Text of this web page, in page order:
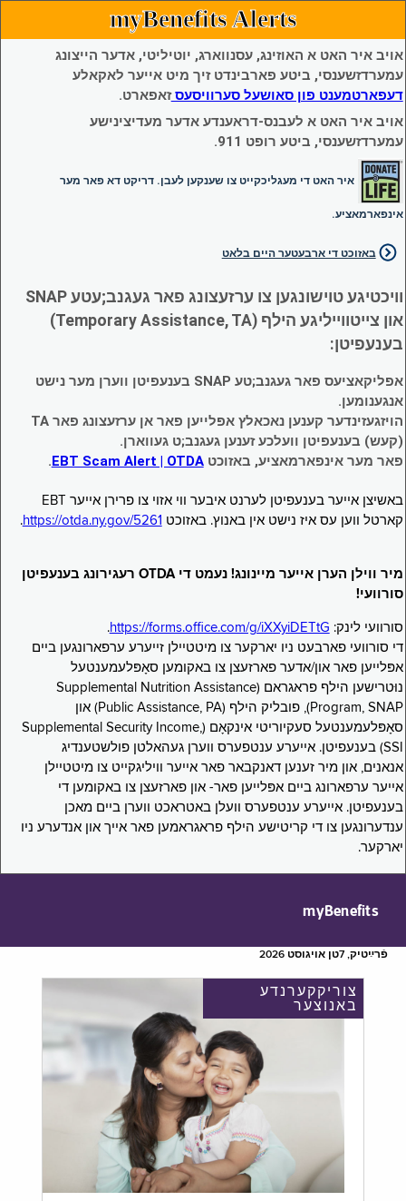
myBenefits Alerts
אויב איר האט א האוזינג, עסנווארג, יוטיליטי, אדער הייצונג
עמערדזשענסי, ביטע פארבינדט זיך מיט אייער לאקאלע
דעפארטמענט פון סאושעל סערוויסעסזאפארט.
אויב איר האט א לעבנס-דראענדע אדער מעדיצינישע
עמערדזשענסי, ביטע רופט 911.
איר האט די מעגליכקייט צו שענקען לעבן. דריקט דא פאר מער
אינפארמאציע.
באזוכט די ארבעטער היים בלאט
וויכטיגע טוישונגען צו ערזעצונג פאר געגנב;עטע SNAP
און צייטווייליגע הילף (Temporary Assistance, TA)
בענעפיטן:
אפליקאציעס פאר געגנב;טע SNAP בענעפיטן ווערן מער נישט
אנגענומען.
הויזגעזינדער קענען נאכאלץ אפּלייען פאר אן ערזעצונג פאר TA
(קעש) בענעפיטן וועלכע זענען געגנב;ט געווארן.
פאר מער אינפארמאציע, באזוכטEBT Scam Alert | OTDA
.
באשיצן אייער בענעפיטן לערנט איבער ווי אזוי צו פרירן אייער EBT
קארטל ווען עס איז נישט אין באנוץ. באזוכט https://otda.ny.gov/5261
.
מיר ווילן הערן אייער מיינונג! נעמט די OTDA רעגירונג בענעפיטן
סורוועי!
סורוועי לינק: https://forms.office.com/g/iXXyiDETtG
.
די סורוועי פארבעט ניו יארקער צו מיטטיילן זייערע ערפארונגען ביים
אפּלייען פאר און/אדער פארזעצן צו באקומען סאָפּלעמענטעל
נוּטרישען הילף פראגראם (Supplemental Nutrition Assistance
Program, SNAP), פובליק הילף (Public Assistance, PA) און
סאָפּלעמענטעל סעקיוריטי אינקאָם (Supplemental Security Income,
SSI) בענעפיטן. אייערע ענטפערס ווערן געהאלטן פולשטענדיג
אנאנים, און מיר זענען דאנקבאר פאר אייער וויליגקייט צו מיטטיילן
אייער ערפארונג ביים אפּלייען פאר- און פארזעצן צו באקומען די
בענעפיטן. אייערע ענטפערס וועלן באטראכט ווערן ביים מאכן
ענדערונגען צו די קריטישע הילף פראגראמען פאר אייך און אנדערע ניו
יארקער.
myBenefits
פֿרײַטיק, 7טן אויגוסט 2026
צוריקקערנדע
באנוצער